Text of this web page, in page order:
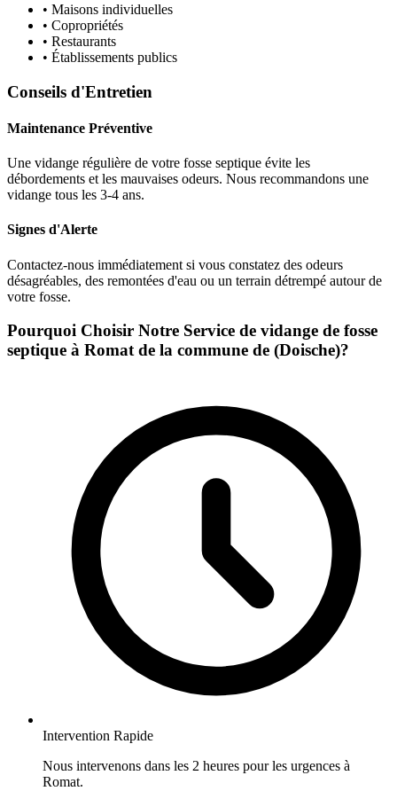
• Maisons individuelles
• Copropriétés
• Restaurants
• Établissements publics
Conseils d'Entretien
Maintenance Préventive
Une vidange régulière de votre fosse septique évite les
débordements et les mauvaises odeurs. Nous recommandons une
vidange tous les 3-4 ans.
Signes d'Alerte
Contactez-nous immédiatement si vous constatez des odeurs
désagréables, des remontées d'eau ou un terrain détrempé autour de
votre fosse.
Pourquoi Choisir Notre Service de vidange de fosse
septique à Romat de la commune de (Doische)?
Intervention Rapide
Nous intervenons dans les 2 heures pour les urgences à
Romat.